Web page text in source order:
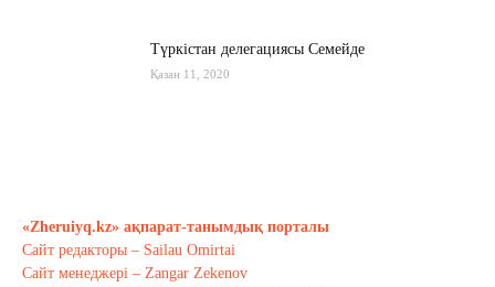
Түркістан делегациясы Семейде
Қазан 11, 2020
Тағы оқу
«Zheruiyq.kz» ақпарат-танымдық порталы
Сайт редакторы – Sailau Omirtai
Сайт менеджері – Zangar Zekenov